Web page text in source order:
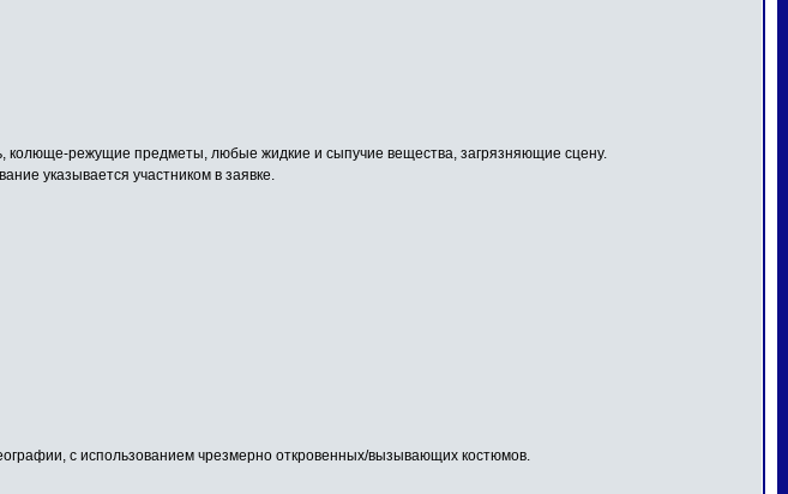
колюще-режущие предметы, любые жидкие и сыпучие вещества, загрязняющие сцену.
указывается участником в заявке.
с использованием чрезмерно откровенных/вызывающих костюмов.